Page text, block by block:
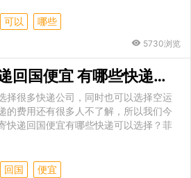
可以 哪些
5730浏览
菲律宾怎么寄快递回国便宜 有哪些快递可以选择
择很多快递公司，同时也可以选择空运
的费用还有很多人不了解，所以我们今
快递回国便宜有哪些快递可以选择？菲
回国 便宜